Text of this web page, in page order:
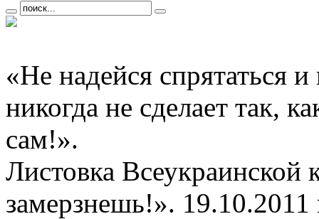
«Не надейся спрятаться
никогда не сделает так,
сам!».
Листовка Всеукраинской
замерзнешь!». 19.10.2011